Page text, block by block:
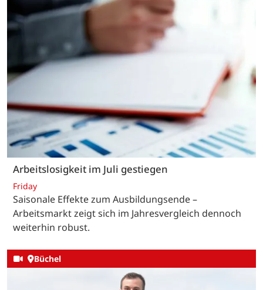
Arbeitslosigkeit im Juli gestiegen
Friday
Saisonale Effekte zum Ausbildungsende –
Arbeitsmarkt zeigt sich im Jahresvergleich dennoch
weiterhin robust.
Büchel